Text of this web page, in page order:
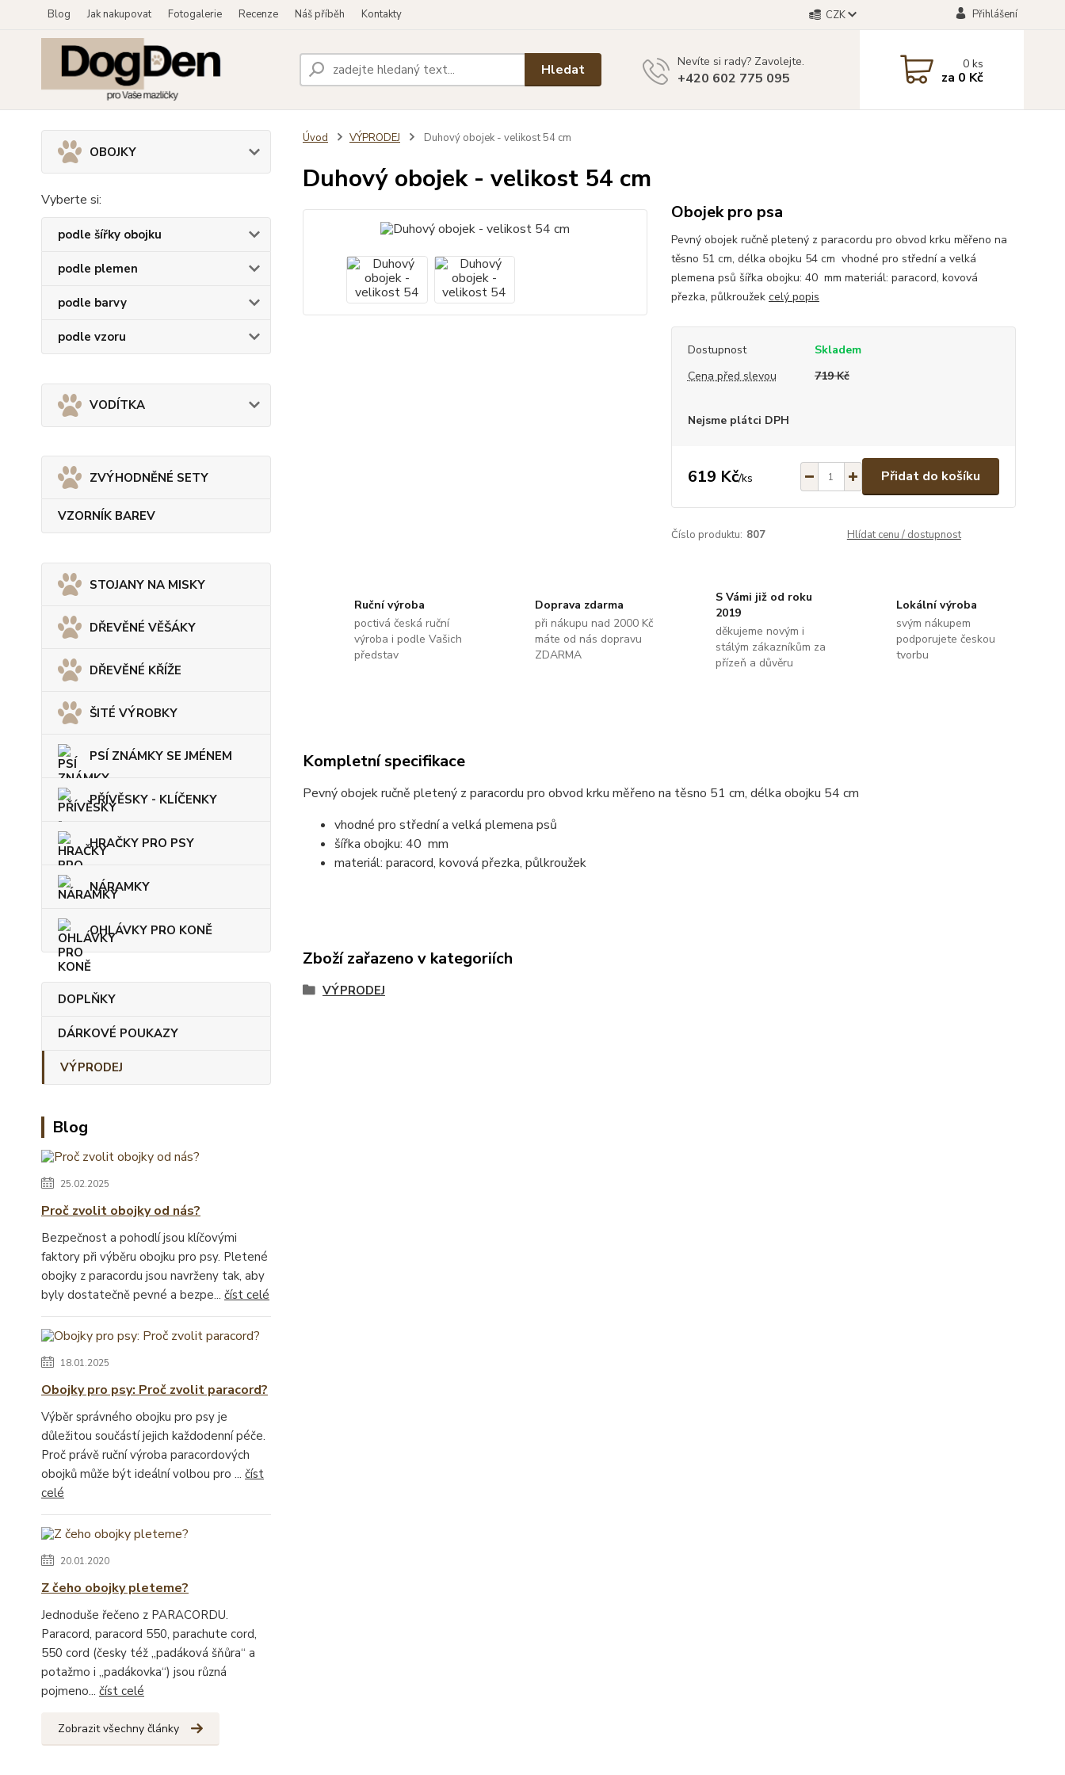
Blog Jak nakupovat Fotogalerie Recenze Náš příběh Kontakty CZK Přihlášení
Hledat Nevíte si rady? Zavolejte.
+420 602 775 095
0ks
za 0 Kč
OBOJKY
Vyberte si:
podle šířky obojku
podle plemen
podle barvy
podle vzoru
VODÍTKA
ZVÝHODNĚNÉ SETY
VZORNÍK BAREV
STOJANY NA MISKY
DŘEVĚNÉ VĚŠÁKY
DŘEVĚNÉ KŘÍŽE
ŠITÉ VÝROBKY
PSÍ ZNÁMKY SE JMÉNEM
PŘÍVĚSKY - KLÍČENKY
HRAČKY PRO PSY
NÁRAMKY
OHLÁVKY PRO KONĚ
DOPLŇKY
DÁRKOVÉ POUKAZY
VÝPRODEJ
Blog
25.02.2025
Proč zvolit obojky od nás?
Bezpečnost a pohodlí jsou klíčovými
faktory při výběru obojku pro psy. Pletené
obojky z paracordu jsou navrženy tak, aby
byly dostatečně pevné a bezpe... číst celé
18.01.2025
Obojky pro psy: Proč zvolit paracord?
Výběr správného obojku pro psy je
důležitou součástí jejich každodenní péče.
Proč právě ruční výroba paracordových
obojků může být ideální volbou pro ... číst
celé
20.01.2020
Z čeho obojky pleteme?
Jednoduše řečeno z PARACORDU.
Paracord, paracord 550, parachute cord,
550 cord (česky též „padáková šňůra“ a
potažmo i „padákovka“) jsou různá
pojmeno... číst celé
Zobrazit všechny články
Úvod VÝPRODEJ Duhový obojek - velikost 54 cm
Duhový obojek - velikost 54 cm
Obojek pro psa
Pevný obojek ručně pletený z paracordu pro obvod krku měřeno na
těsno 51 cm, délka obojku 54 cm vhodné pro střední a velká
plemena psů šířka obojku: 40 mm materiál: paracord, kovová
přezka, půlkroužek celý popis
Dostupnost
Skladem
Cena před slevou
719 Kč
Nejsme plátci DPH
619 Kč/ks Přidat do košíku
Číslo produktu: 807 Hlídat cenu / dostupnost
Ruční výroba
poctivá česká ruční
výroba i podle Vašich
představ
Doprava zdarma
při nákupu nad 2000 Kč
máte od nás dopravu
ZDARMA
S Vámi již od roku
2019
děkujeme novým i
stálým zákazníkům za
přízeň a důvěru
Lokální výroba
svým nákupem
podporujete českou
tvorbu
Kompletní specifikace
Pevný obojek ručně pletený z paracordu pro obvod krku měřeno na těsno 51 cm, délka obojku 54 cm
vhodné pro střední a velká plemena psů
šířka obojku: 40 mm
materiál: paracord, kovová přezka, půlkroužek
Zboží zařazeno v kategoriích
VÝPRODEJ